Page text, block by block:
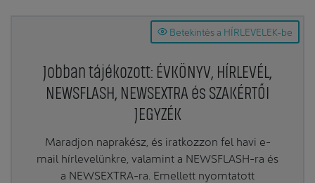
Betekintés a HÍRLEVELEK-be
Jobban tájékozott: ÉVKÖNYV, HÍRLEVÉL,
NEWSFLASH, NEWSEXTRA és SZAKÉRTŐI
JEGYZÉK
Maradjon naprakész, és iratkozzon fel havi e-
mail hírlevelünkre, valamint a NEWSFLASH-ra és
a NEWSEXTRA-ra. Emellett nyomtatott